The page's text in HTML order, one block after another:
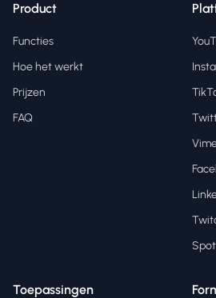
Product
Functies
Hoe het werkt
Prijzen
FAQ
Toepassingen